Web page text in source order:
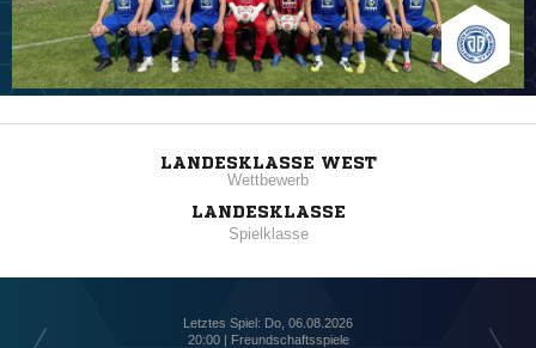
LANDESKLASSE WEST
Wettbewerb
LANDESKLASSE
Spielklasse
Letztes Spiel: Do, 06.08.2026
20:00 | Freundschaftsspiele